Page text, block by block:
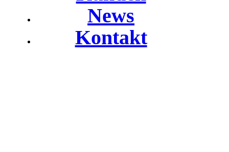
News
Kontakt